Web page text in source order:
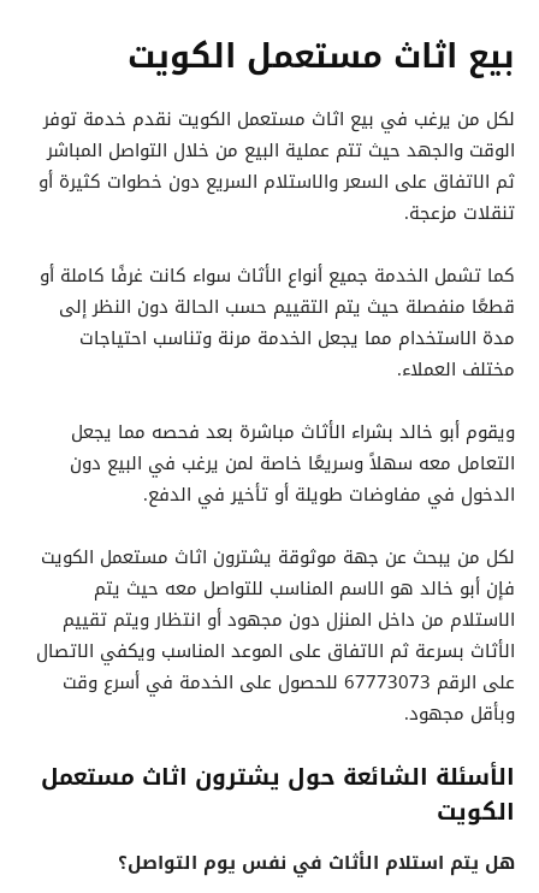
بيع اثاث مستعمل الكويت
لكل من يرغب في بيع اثاث مستعمل الكويت نقدم خدمة توفر
الوقت والجهد حيث تتم عملية البيع من خلال التواصل المباشر
ثم الاتفاق على السعر والاستلام السريع دون خطوات كثيرة أو
تنقلات مزعجة.
كما تشمل الخدمة جميع أنواع الأثاث سواء كانت غرفًا كاملة أو
قطعًا منفصلة حيث يتم التقييم حسب الحالة دون النظر إلى
مدة الاستخدام مما يجعل الخدمة مرنة وتناسب احتياجات
مختلف العملاء.
ويقوم أبو خالد بشراء الأثاث مباشرة بعد فحصه مما يجعل
التعامل معه سهلاً وسريعًا خاصة لمن يرغب في البيع دون
الدخول في مفاوضات طويلة أو تأخير في الدفع.
لكل من يبحث عن جهة موثوقة يشترون اثاث مستعمل الكويت
فإن أبو خالد هو الاسم المناسب للتواصل معه حيث يتم
الاستلام من داخل المنزل دون مجهود أو انتظار ويتم تقييم
الأثاث بسرعة ثم الاتفاق على الموعد المناسب ويكفي الاتصال
على الرقم 67773073 للحصول على الخدمة في أسرع وقت
وبأقل مجهود.
الأسئلة الشائعة حول يشترون اثاث مستعمل
الكويت
هل يتم استلام الأثاث في نفس يوم التواصل؟